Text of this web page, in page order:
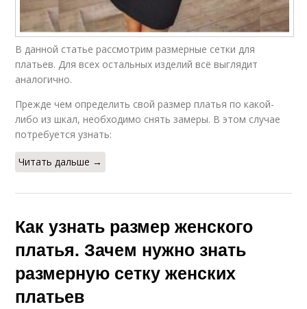
В данной статье рассмотрим размерные сетки для
платьев. Для всех остальных изделий всё выглядит
аналогично.
Прежде чем определить свой размер платья по какой-
либо из шкал, необходимо снять замеры. В этом случае
потребуется узнать:
Читать дальше →
Как узнать размер женского
платья. Зачем нужно знать
размерную сетку женских
платьев